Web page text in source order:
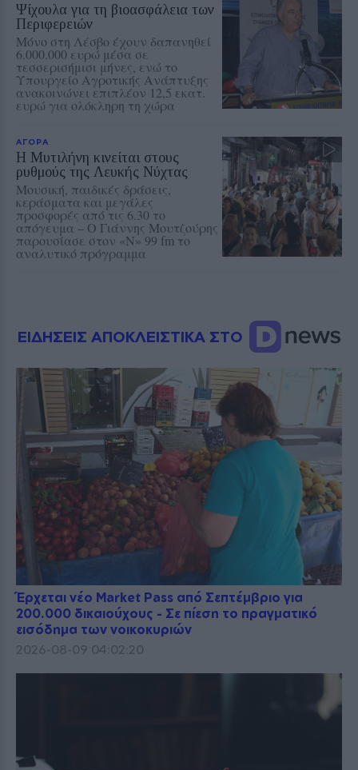
Ψίχουλα για τη βιοασφάλεια των
Περιφερειών
Μόνο στη Λέσβο έχουν δαπανηθεί
6.000.000 ευρώ μέσα σε
τεσσερισήμισι μήνες, ενώ το
Υπουργείο Αγροτικής Ανάπτυξης
ανακοινώνει επιπλέον 12,5 εκατ.
ευρώ για ολόκληρη τη χώρα
ΑΓΟΡΑ
Η Μυτιλήνη κινείται στους
ρυθμούς της Λευκής Νύχτας
Μουσική, παιδικές δράσεις,
κεράσματα και μεγάλες
προσφορές από τις 6.30 το
απόγευμα – Ο Γιάννης Μουτζούρης
παρουσίασε στον «Ν» 99 fm το
αναλυτικό πρόγραμμα
ΕΙΔΗΣΕΙΣ ΑΠΟΚΛΕΙΣΤΙΚΑ ΣΤΟ
Έρχεται νέο Market Pass από Σεπτέμβριο για
200.000 δικαιούχους - Σε πίεση το πραγματικό
εισόδημα των νοικοκυριών
2026-08-09 04:02:20